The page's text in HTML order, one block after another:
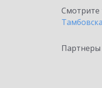
Смотрите
Партнеры